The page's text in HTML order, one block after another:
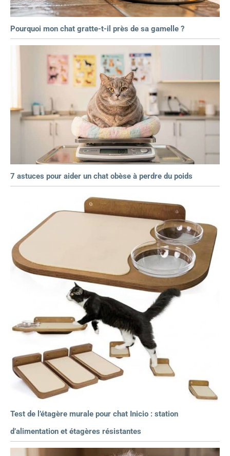
Pourquoi mon chat gratte-t-il près de sa gamelle ?
7 astuces pour aider un chat obèse à perdre du poids
Test de l’étagère murale pour chat Inicio : station
d’alimentation et étagères résistantes